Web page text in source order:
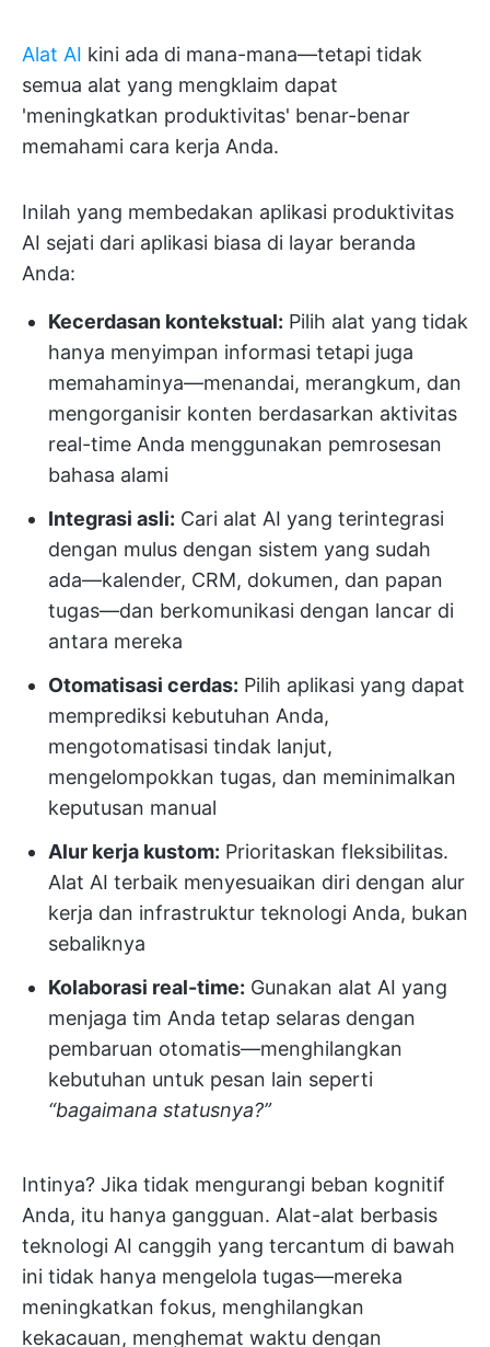
Alat AI kini ada di mana-mana—tetapi tidak
semua alat yang mengklaim dapat
'meningkatkan produktivitas' benar-benar
memahami cara kerja Anda.
Inilah yang membedakan aplikasi produktivitas
AI sejati dari aplikasi biasa di layar beranda
Anda:
Kecerdasan kontekstual: Pilih alat yang tidak
hanya menyimpan informasi tetapi juga
memahaminya—menandai, merangkum, dan
mengorganisir konten berdasarkan aktivitas
real-time Anda menggunakan pemrosesan
bahasa alami
Integrasi asli: Cari alat AI yang terintegrasi
dengan mulus dengan sistem yang sudah
ada—kalender, CRM, dokumen, dan papan
tugas—dan berkomunikasi dengan lancar di
antara mereka
Otomatisasi cerdas: Pilih aplikasi yang dapat
memprediksi kebutuhan Anda,
mengotomatisasi tindak lanjut,
mengelompokkan tugas, dan meminimalkan
keputusan manual
Alur kerja kustom: Prioritaskan fleksibilitas.
Alat AI terbaik menyesuaikan diri dengan alur
kerja dan infrastruktur teknologi Anda, bukan
sebaliknya
Kolaborasi real-time: Gunakan alat AI yang
menjaga tim Anda tetap selaras dengan
pembaruan otomatis—menghilangkan
kebutuhan untuk pesan lain seperti
“bagaimana statusnya?”
Intinya? Jika tidak mengurangi beban kognitif
Anda, itu hanya gangguan. Alat-alat berbasis
teknologi AI canggih yang tercantum di bawah
ini tidak hanya mengelola tugas—mereka
meningkatkan fokus, menghilangkan
kekacauan, menghemat waktu dengan